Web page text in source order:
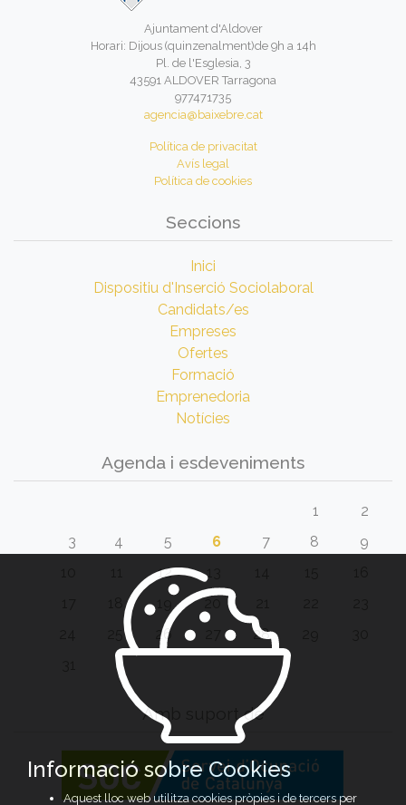
Ajuntament d'Aldover
Horari: Dijous (quinzenalment)de 9h a 14h
Pl. de l'Esglesia, 3
43591 ALDOVER Tarragona
977471735
agencia@baixebre.cat
Política de privacitat
Avís legal
Política de cookies
Seccions
Inici
Dispositiu d'Inserció Sociolaboral
Candidats/es
Empreses
Ofertes
Formació
Emprenedoria
Notícies
Agenda i esdeveniments
1
2
3
4 5 6 7 8
9
12 13
20
26 28
Amb suport de
Informació sobre Cookies
Aquest lloc web utilitza cookies pròpies i de tercers per